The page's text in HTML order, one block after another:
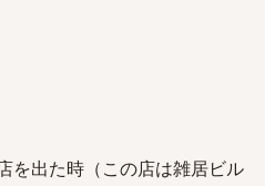
を出た時（この店は雑居ビル